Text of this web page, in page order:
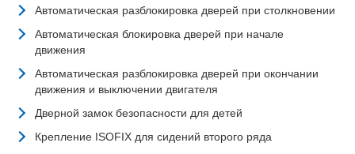
Автоматическая разблокировка дверей при столкновении
Автоматическая блокировка дверей при начале
движения
Автоматическая разблокировка дверей при окончании
движения и выключении двигателя
Дверной замок безопасности для детей
Крепление ISOFIX для сидений второго ряда